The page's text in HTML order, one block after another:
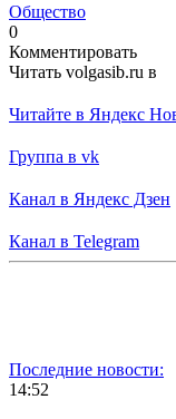
Общество
0
Комментировать
Читать volgasib.ru в
Читайте в Яндекс
Группа в vk
Канал в Яндекс Дзен
Канал в Telegram
Последние новости:
14:52